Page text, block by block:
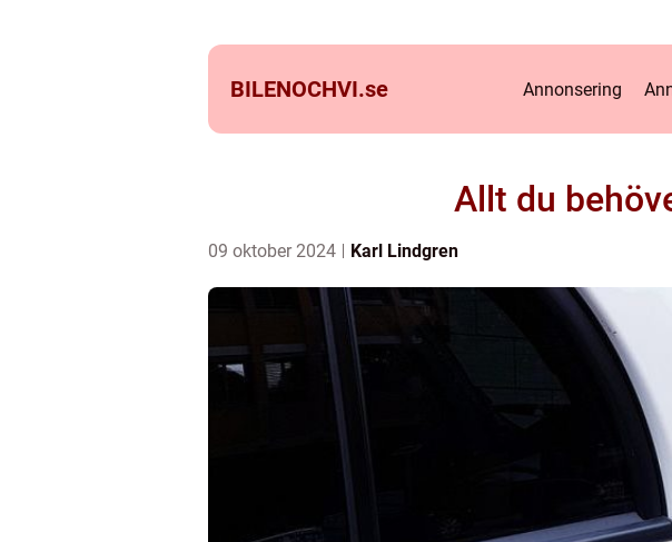
BILENOCHVI.se Annonsering
Allt du
09 oktober 2024 Karl Lindgren